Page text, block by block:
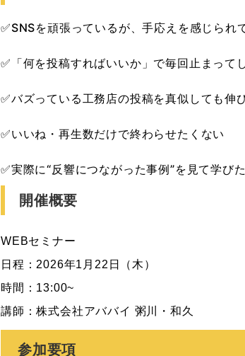
✅SNSを頑張っているが、手応えを感じられ
✅「何を投稿すればいいか」で毎回止まって
✅バズっている工務店の投稿を真似しても伸
✅いいね・再生数だけで終わらせたくない
✅実際に“反響につながった事例”を見て学び
開催概要
WEBセミナー
日程：2026年1月22日（木）
時間：13:00~
講師：株式会社アババイ 粥川・和久
参加要項